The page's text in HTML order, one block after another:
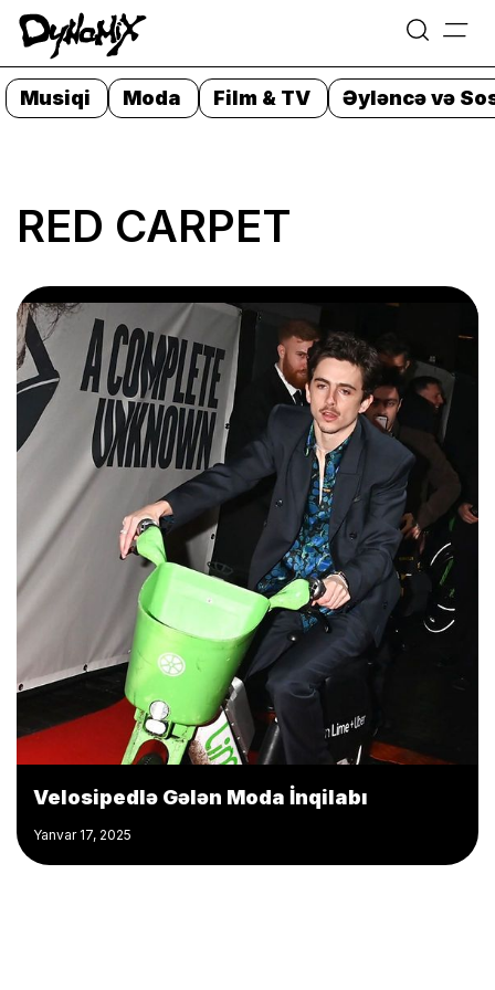
Skip
to
content
=
Musiqi Moda Film & TV Əyləncə və
RED CARPET
Velosipedlə Gələn Moda İnqilabı
Yanvar 17, 2025